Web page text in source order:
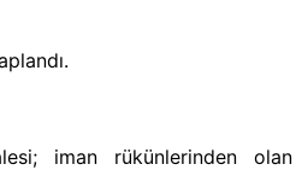
iman rükünlerinden olan